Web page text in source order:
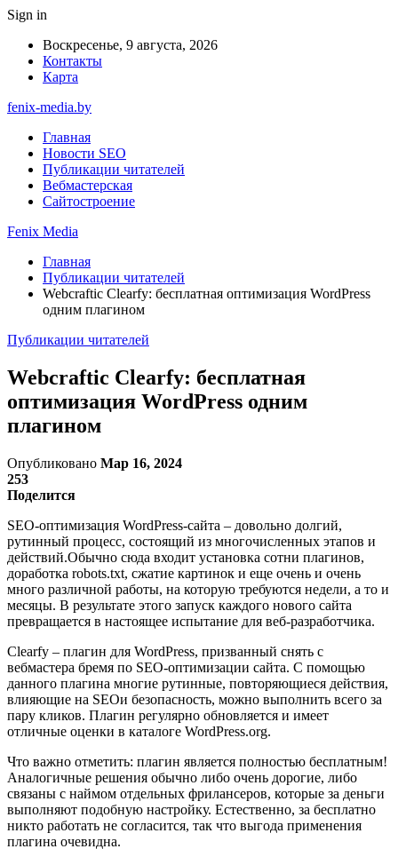
Sign in
Воскресенье, 9 августа, 2026
Контакты
Карта
fenix-media.by
Главная
Новости SEO
Публикации читателей
Вебмастерская
Сайтостроение
Fenix Media
Главная
Публикации читателей
Webcraftic Clearfy: бесплатная оптимизация WordPress
одним плагином
Публикации читателей
Webcraftic Clearfy: бесплатная
оптимизация WordPress одним
плагином
Опубликовано Мар 16, 2024
253
Поделится
SEO-оптимизация WordPress-сайта – довольно долгий,
рутинный процесс, состоящий из многочисленных этапов и
действий.Обычно сюда входит установка сотни плагинов,
доработка robots.txt, сжатие картинок и еще очень и очень
много различной работы, на которую требуются недели, а то и
месяцы. В результате этого запуск каждого нового сайта
превращается в настоящее испытание для веб-разработчика.
Clearfy – плагин для WordPress, призванный снять с
вебмастера бремя по SEO-оптимизации сайта. С помощью
данного плагина многие рутинные, повторяющиеся действия,
влияющие на SEOи безопасность, можно выполнить всего за
пару кликов. Плагин регулярно обновляется и имеет
отличные оценки в каталоге WordPress.org.
Что важно отметить: плагин является полностью бесплатным!
Аналогичные решения обычно либо очень дорогие, либо
связаны с наймом отдельных фрилансеров, которые за деньги
выполняют подобную настройку. Естественно, за бесплатно
никто работать не согласится, так что выгода применения
плагина очевидна.